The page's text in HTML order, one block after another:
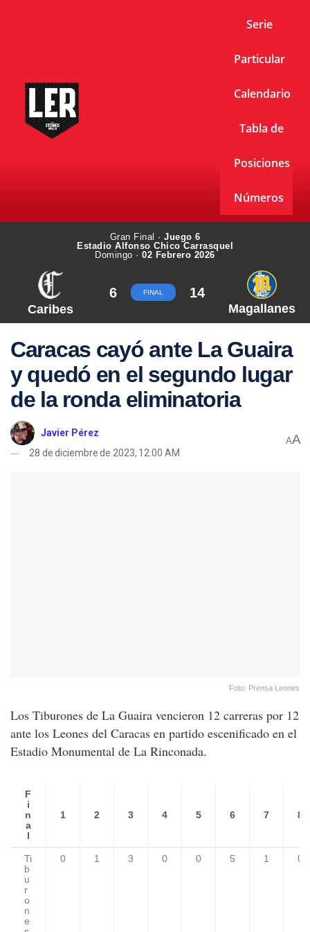
Serie
Particular
Calendario
Tabla de
Posiciones
Números
Gran Final · Juego 6
Estadio Alfonso Chico Carrasquel
Domingo ·02 Febrero 2026
Caribes
6 FINAL 14
Magallanes
Caracas cayó ante La Guaira
y quedó en el segundo lugar
de la ronda eliminatoria
Javier Pérez
28 de diciembre de 2023, 12:00 AM
AA
Foto: Prensa Leones
Los Tiburones de La Guaira vencieron 12 carreras por 12
ante los Leones del Caracas en partido escenificado en el
Estadio Monumental de La Rinconada.
F
i
n
a
1 2 3 4 5 6 7 8
Ti
b
u
r
o
n
e
0 1 3 0 0 5 1 0